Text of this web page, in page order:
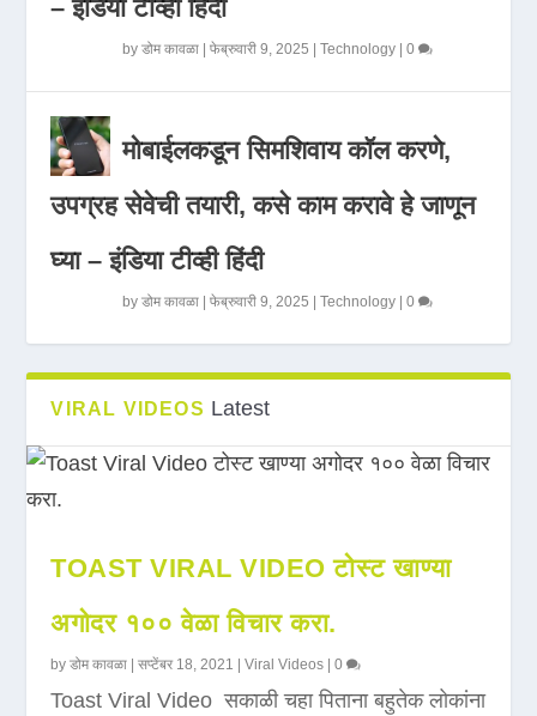
– इंडिया टीव्ही हिंदी
byडोम कावळा |फेब्रुवारी 9, 2025 |Technology |0
मोबाईलकडून सिमशिवाय कॉल करणे,
उपग्रह सेवेची तयारी, कसे काम करावे हे जाणून
घ्या – इंडिया टीव्ही हिंदी
byडोम कावळा |फेब्रुवारी 9, 2025 |Technology |0
VIRAL VIDEOS Latest
TOAST VIRAL VIDEO टोस्ट खाण्या
अगोदर १०० वेळा विचार करा.
byडोम कावळा |सप्टेंबर 18, 2021 |Viral Videos |0
Toast Viral Video सकाळी चहा पिताना बहुतेक लोकांना